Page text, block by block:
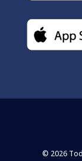
© 2026